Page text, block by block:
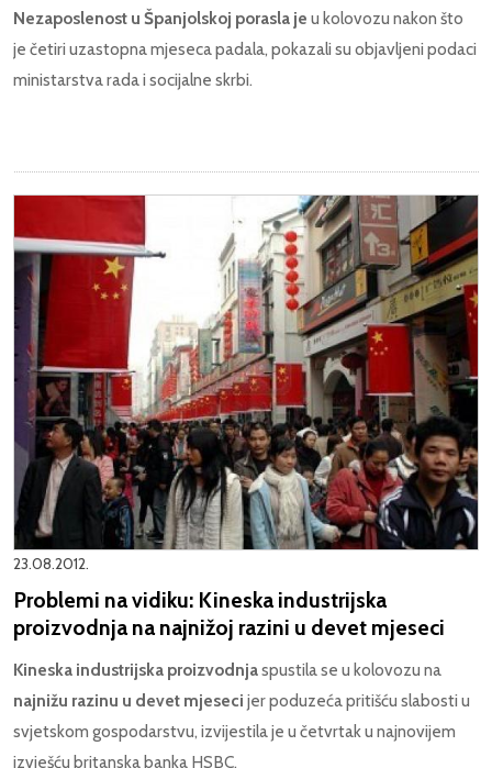
Nezaposlenost u Španjolskoj porasla je u kolovozu nakon što
je četiri uzastopna mjeseca padala, pokazali su objavljeni podaci
ministarstva rada i socijalne skrbi.
23.08.2012.
Problemi na vidiku: Kineska industrijska
proizvodnja na najnižoj razini u devet mjeseci
Kineska industrijska proizvodnjaspustila se u kolovozu na
najnižu razinu u devet mjeseci jer poduzeća pritišću slabosti u
svjetskom gospodarstvu, izvijestila je u četvrtak u najnovijem
izvješću britanska banka HSBC.